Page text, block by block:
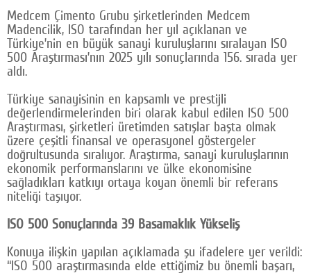
Google Plus
© 2026 TÜM HAKLARI SAKLIDIR
Medcem Çimento Grubu şirketlerinden Medcem
Madencilik, ISO tarafından her yıl açıklanan ve
Türkiye’nin en büyük sanayi kuruluşlarını sıralayan ISO
500 Araştırması’nın 2025 yılı sonuçlarında 156. sırada yer
aldı.
Türkiye sanayisinin en kapsamlı ve prestijli
değerlendirmelerinden biri olarak kabul edilen ISO 500
Araştırması, şirketleri üretimden satışlar başta olmak
üzere çeşitli finansal ve operasyonel göstergeler
doğrultusunda sıralıyor. Araştırma, sanayi kuruluşlarının
ekonomik performanslarını ve ülke ekonomisine
sağladıkları katkıyı ortaya koyan önemli bir referans
niteliği taşıyor.
ISO 500 Sonuçlarında 39 Basamaklık Yükseliş
Konuya ilişkin yapılan açıklamada şu ifadelere yer verildi:
“ISO 500 araştırmasında elde ettiğimiz bu önemli başarı,